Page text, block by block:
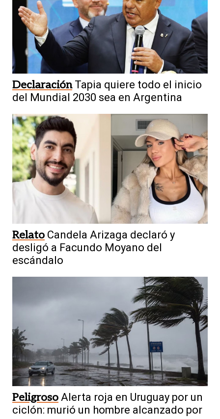
Declaración Tapia quiere todo el inicio
del Mundial 2030 sea en Argentina
Relato Candela Arizaga declaró y
desligó a Facundo Moyano del
escándalo
Peligroso Alerta roja en Uruguay por un
ciclón: murió un hombre alcanzado por